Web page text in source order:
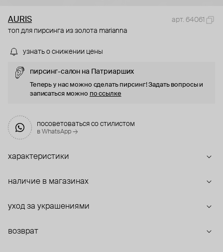
AURIS
арт. 64061
топ для пирсинга из золота marianna
узнать о снижении цены
пирсинг-салон на Патриарших
Теперь у нас можно сделать пирсинг! Задать вопросы и
записаться можно по ссылке
посоветоваться со стилистом
в WhatsApp →
характеристики
наличие в магазинах
уход за украшениями
возврат